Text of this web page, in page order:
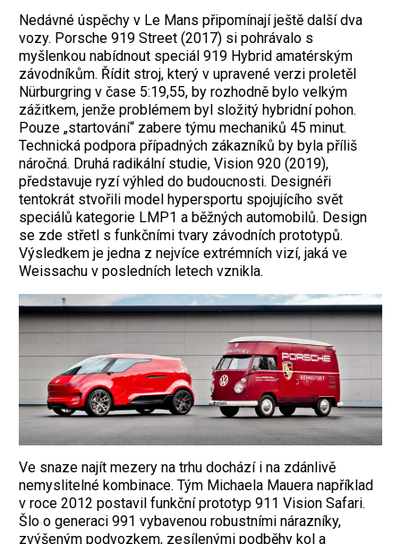
Nedávné úspěchy v Le Mans připomínají ještě další dva
vozy. Porsche 919 Street (2017) si pohrávalo s
myšlenkou nabídnout speciál 919 Hybrid amatérským
závodníkům. Řídit stroj, který v upravené verzi proletěl
Nürburgring v čase 5:19,55, by rozhodně bylo velkým
zážitkem, jenže problémem byl složitý hybridní pohon.
Pouze „startování“ zabere týmu mechaniků 45 minut.
Technická podpora případných zákazníků by byla příliš
náročná. Druhá radikální studie, Vision 920 (2019),
představuje ryzí výhled do budoucnosti. Designéři
tentokrát stvořili model hypersportu spojujícího svět
speciálů kategorie LMP1 a běžných automobilů. Design
se zde střetl s funkčními tvary závodních prototypů.
Výsledkem je jedna z nejvíce extrémních vizí, jaká ve
Weissachu v posledních letech vznikla.
Ve snaze najít mezery na trhu dochází i na zdánlivě
nemyslitelné kombinace. Tým Michaela Mauera například
v roce 2012 postavil funkční prototyp 911 Vision Safari.
Šlo o generaci 991 vybavenou robustními nárazníky,
zvýšeným podvozkem, zesílenými podběhy kol a